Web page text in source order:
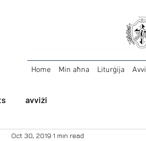
Home Min aħna Liturġija
avviżi
Oct 30, 2019 1 min read